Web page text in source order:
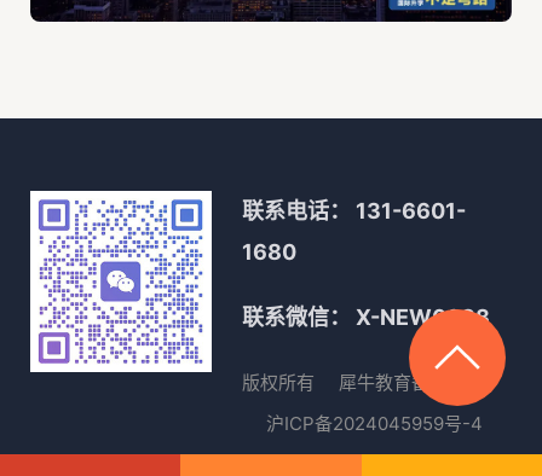
联系电话： 131-6601-
1680
联系微信： X-NEW0088
版权所有 犀牛教育备案号
沪ICP备2024045959号-4